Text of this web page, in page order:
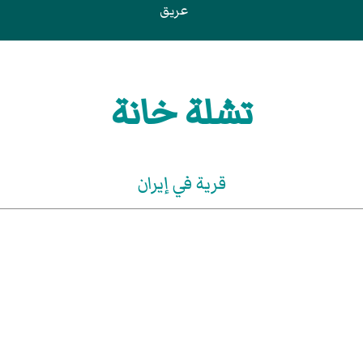
عريق
تشلة خانة
قرية في إيران